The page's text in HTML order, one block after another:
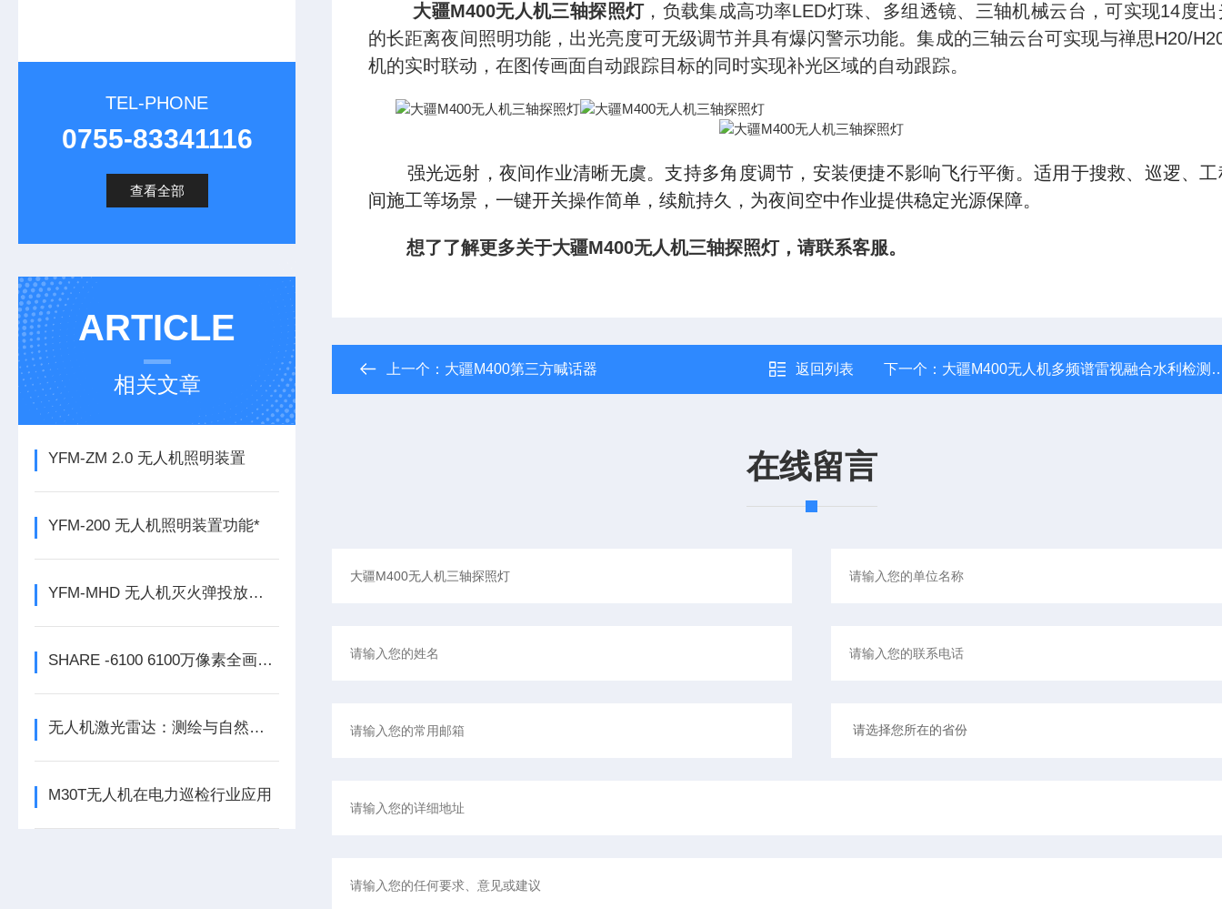
TEL-PHONE
0755-83341116
查看全部
ARTICLE
相关文章
YFM-ZM 2.0 无人机照明装置
YFM-200 无人机照明装置功能*
YFM-MHD 无人机灭火弹投放装置技术参数
SHARE -6100 6100万像素全画幅正射航测相机
无人机激光雷达：测绘与自然保护的精准仪器
M30T无人机在电力巡检行业应用
大疆M400无人机三轴探照灯，负载集成高功率LED灯珠、多组透镜、三轴机械云台，可实现14度出
的长距离夜间照明功能，出光亮度可无级调节并具有爆闪警示功能。集成的三轴云台可实现与禅思H20/
机的实时联动，在图传画面自动跟踪目标的同时实现补光区域的自动跟踪。
强光远射，夜间作业清晰无虞。支持多角度调节，安装便捷不影响飞行平衡。适用于搜救、巡逻、工
间施工等场景，一键开关操作简单，续航持久，为夜间空中作业提供稳定光源保障。
想了了解更多关于大疆M400无人机三轴探照灯，请联系客服。
上一个： 大疆M400第三方喊话器 返回列表 下一个： 大疆M400无人机多频谱雷视融合水利检测雷达
在线留言